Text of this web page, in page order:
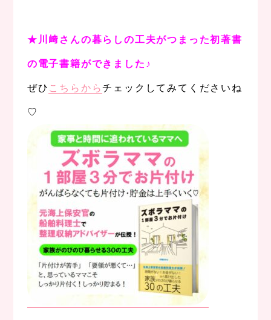
★川﨑さんの暮らしの工夫がつまった初著書
の電子書籍ができました♪
ぜひ こちらからチェックしてみてくださいね
♡